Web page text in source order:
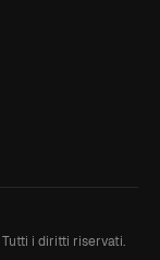
Tutti i diritti riservati.